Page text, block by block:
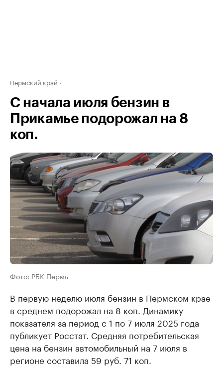
Пермский край
С начала июля бензин в
Прикамье подорожал на 8
коп.
Фото: РБК Пермь
В первую неделю июля бензин в Пермском крае
в среднем подорожал на 8 коп. Динамику
показателя за период с 1 по 7 июля 2025 года
публикует Росстат. Средняя потребительская
цена на бензин автомобильный на 7 июля в
регионе составила 59 руб. 71 коп.